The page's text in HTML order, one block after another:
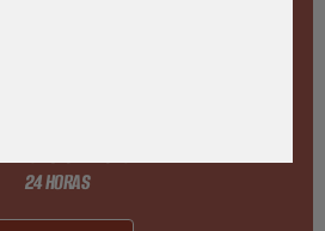
AUTOMÁTICAS
24 HORAS